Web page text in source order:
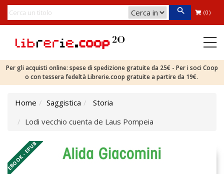
(0)
Per gli acquisti online: spese di spedizione gratuite da 25€ - Per i soci Coop
o con tessera fedeltà Librerie.coop gratuite a partire da 19€.
Home Saggistica
Storia
Lodi vecchio cuenta de Laus Pompeia
EBOOK - EPUB